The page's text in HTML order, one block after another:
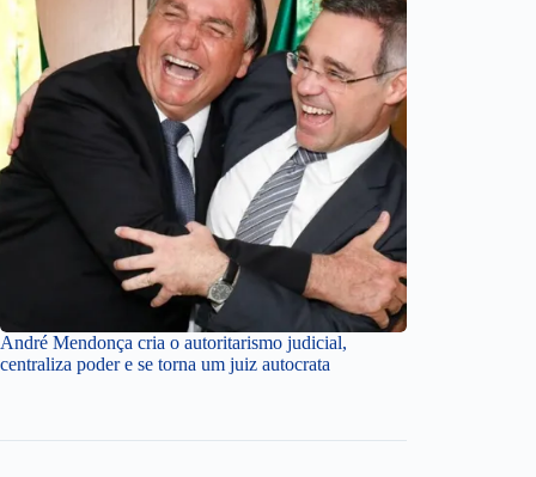
André Mendonça cria o autoritarismo judicial,
centraliza poder e se torna um juiz autocrata